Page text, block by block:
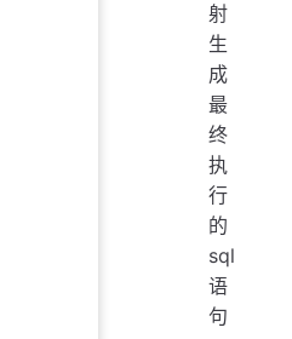
射
生
成
最
终
执
行
的
sql
语
句